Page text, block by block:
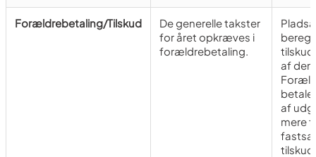
Forældrebetaling/Tilskud
De generelle takster
for året opkræves i
forældrebetaling.
af
betale
af
mere